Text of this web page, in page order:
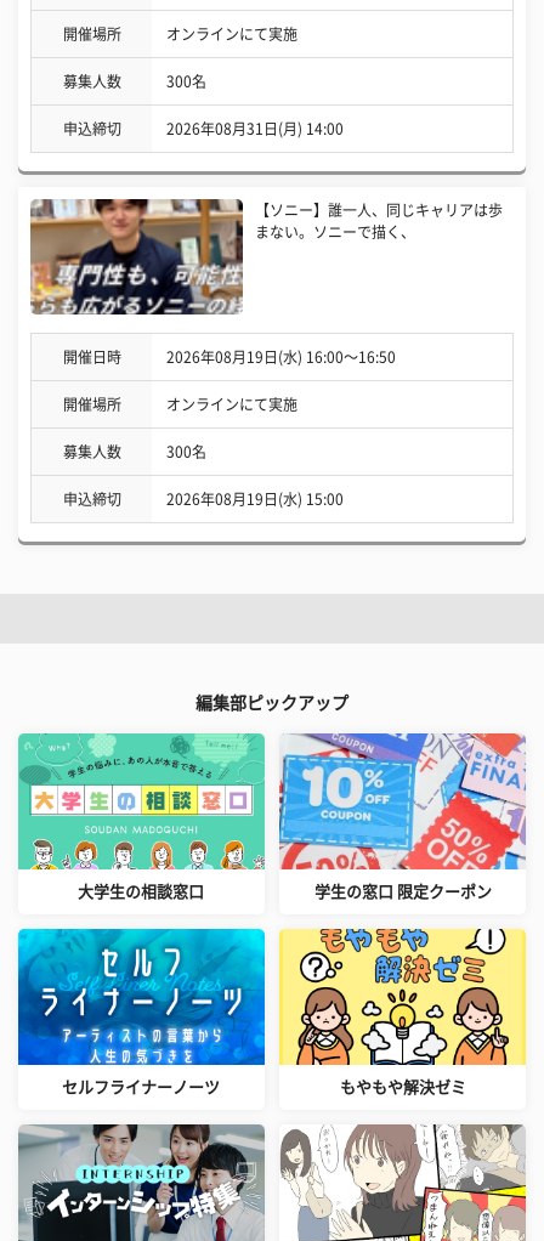
開催場所 オンラインにて実施
募集人数 300名
申込締切 2026年08月31日(月) 14:00
【ソニー】誰一人、同じキャリアは歩
まない。ソニーで描く、
開催日時 2026年08月19日(水) 16:00〜16:50
開催場所 オンラインにて実施
募集人数 300名
申込締切 2026年08月19日(水) 15:00
編集部ピックアップ
大学生の相談窓口 学生の窓口 限定クーポン
セルフライナーノーツ もやもや解決ゼミ